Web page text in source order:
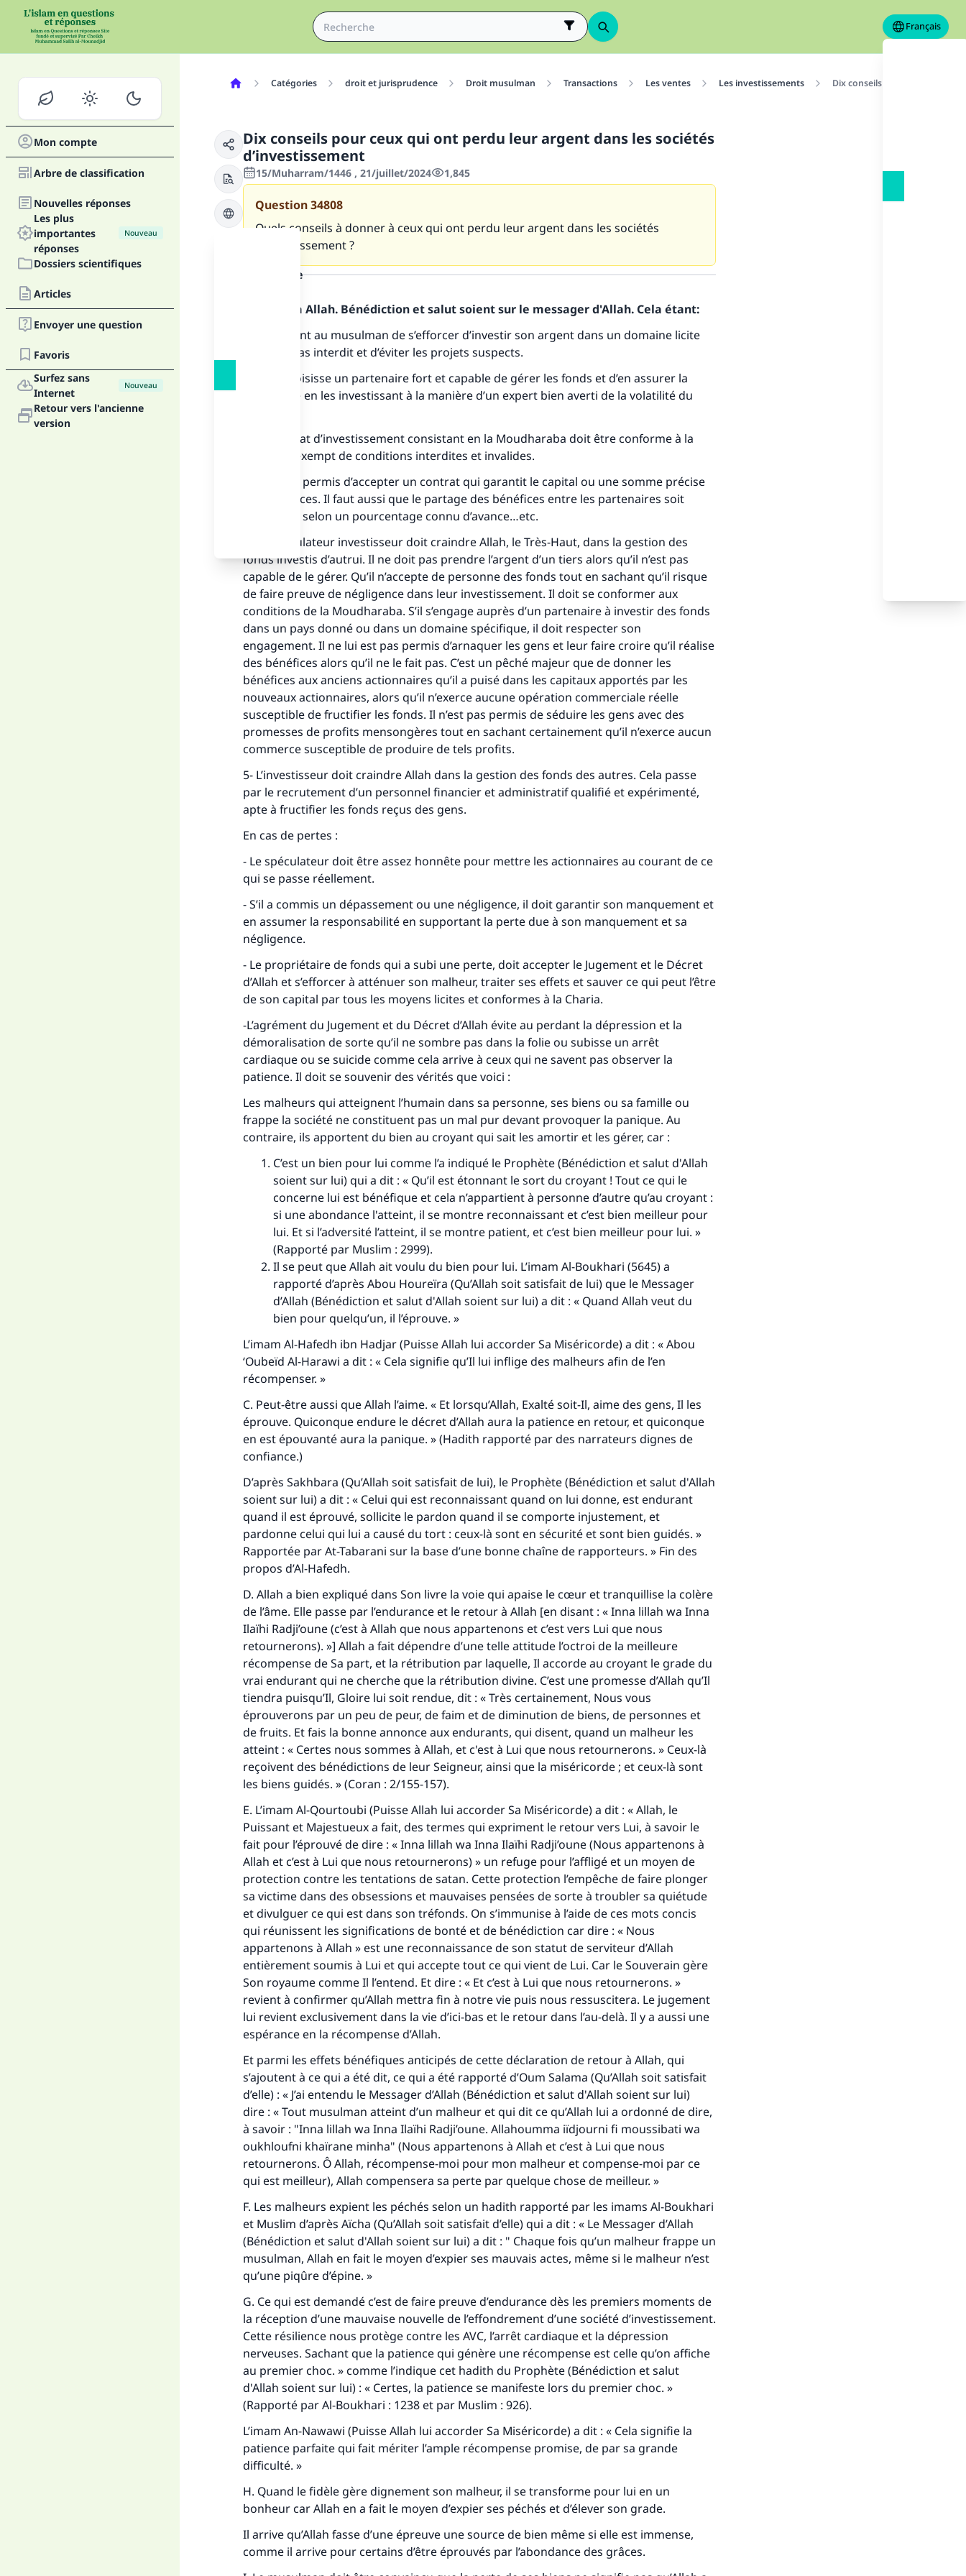
Français
Mon compte
Arbre de classification
Nouvelles réponses
Les plus
importantes
réponses
Nouveau
Dossiers scientifiques
Articles
Envoyer une question
Favoris
Surfez sans
Internet
Nouveau
Retour vers l'ancienne
version
Catégories droit et jurisprudence Droit musulman Transactions Les ventes Les investissements Dix conseils pour ceux qui ont
Dix conseils pour ceux qui ont perdu leur argent dans les sociétés
d’investissement
15/Muharram/1446 , 21/juillet/2024 1,845
Question34808
Quels conseils à donner à ceux qui ont perdu leur argent dans les sociétés
d’investissement ?
la réponse
Louange à Allah. Bénédiction et salut soient sur le messager d'Allah. Cela étant:
1. Il convient au musulman de s’efforcer d’investir son argent dans un domaine licite
qui n’est pas interdit et d’éviter les projets suspects.
2. Qu’il choisisse un partenaire fort et capable de gérer les fonds et d’en assurer la
croissance en les investissant à la manière d’un expert bien averti de la volatilité du
3. Le contrat d’investissement consistant en la Moudharaba doit être conforme à la
Charia et exempt de conditions interdites et invalides.
Il n’est pas permis d’accepter un contrat qui garantit le capital ou une somme précise
des bénéfices. Il faut aussi que le partage des bénéfices entre les partenaires soit
déterminé selon un pourcentage connu d’avance…etc.
4. Le spéculateur investisseur doit craindre Allah, le Très-Haut, dans la gestion des
fonds investis d’autrui. Il ne doit pas prendre l’argent d’un tiers alors qu’il n’est pas
capable de le gérer. Qu’il n’accepte de personne des fonds tout en sachant qu’il risque
de faire preuve de négligence dans leur investissement. Il doit se conformer aux
conditions de la Moudharaba. S’il s’engage auprès d’un partenaire à investir des fonds
dans un pays donné ou dans un domaine spécifique, il doit respecter son
engagement. Il ne lui est pas permis d’arnaquer les gens et leur faire croire qu’il réalise
des bénéfices alors qu’il ne le fait pas. C’est un pêché majeur que de donner les
bénéfices aux anciens actionnaires qu’il a puisé dans les capitaux apportés par les
nouveaux actionnaires, alors qu’il n’exerce aucune opération commerciale réelle
susceptible de fructifier les fonds. Il n’est pas permis de séduire les gens avec des
promesses de profits mensongères tout en sachant certainement qu’il n’exerce aucun
commerce susceptible de produire de tels profits.
5- L’investisseur doit craindre Allah dans la gestion des fonds des autres. Cela passe
par le recrutement d’un personnel financier et administratif qualifié et expérimenté,
apte à fructifier les fonds reçus des gens.
En cas de pertes :
- Le spéculateur doit être assez honnête pour mettre les actionnaires au courant de ce
qui se passe réellement.
- S’il a commis un dépassement ou une négligence, il doit garantir son manquement et
en assumer la responsabilité en supportant la perte due à son manquement et sa
négligence.
- Le propriétaire de fonds qui a subi une perte, doit accepter le Jugement et le Décret
d’Allah et s’efforcer à atténuer son malheur, traiter ses effets et sauver ce qui peut l’être
de son capital par tous les moyens licites et conformes à la Charia.
-L’agrément du Jugement et du Décret d’Allah évite au perdant la dépression et la
démoralisation de sorte qu’il ne sombre pas dans la folie ou subisse un arrêt
cardiaque ou se suicide comme cela arrive à ceux qui ne savent pas observer la
patience. Il doit se souvenir des vérités que voici :
Les malheurs qui atteignent l’humain dans sa personne, ses biens ou sa famille ou
frappe la société ne constituent pas un mal pur devant provoquer la panique. Au
contraire, ils apportent du bien au croyant qui sait les amortir et les gérer, car :
C’est un bien pour lui comme l’a indiqué le Prophète (Bénédiction et salut d'Allah
soient sur lui) qui a dit : « Qu’il est étonnant le sort du croyant ! Tout ce qui le
concerne lui est bénéfique et cela n’appartient à personne d’autre qu’au croyant :
si une abondance l'atteint, il se montre reconnaissant et c’est bien meilleur pour
lui. Et si l’adversité l’atteint, il se montre patient, et c’est bien meilleur pour lui. »
(Rapporté par Muslim : 2999).
Il se peut que Allah ait voulu du bien pour lui. L’imam Al-Boukhari (5645) a
rapporté d’après Abou Houreïra (Qu’Allah soit satisfait de lui) que le Messager
d’Allah (Bénédiction et salut d'Allah soient sur lui) a dit : « Quand Allah veut du
bien pour quelqu’un, il l’éprouve. »
L’imam Al-Hafedh ibn Hadjar (Puisse Allah lui accorder Sa Miséricorde) a dit : « Abou
‘Oubeïd Al-Harawi a dit : « Cela signifie qu’Il lui inflige des malheurs afin de l’en
récompenser. »
C. Peut-être aussi que Allah l’aime. « Et lorsqu’Allah, Exalté soit-Il, aime des gens, Il les
éprouve. Quiconque endure le décret d’Allah aura la patience en retour, et quiconque
en est épouvanté aura la panique. » (Hadith rapporté par des narrateurs dignes de
confiance.)
D’après Sakhbara (Qu’Allah soit satisfait de lui), le Prophète (Bénédiction et salut d'Allah
soient sur lui) a dit : « Celui qui est reconnaissant quand on lui donne, est endurant
quand il est éprouvé, sollicite le pardon quand il se comporte injustement, et
pardonne celui qui lui a causé du tort : ceux-là sont en sécurité et sont bien guidés. »
Rapportée par At-Tabarani sur la base d’une bonne chaîne de rapporteurs. » Fin des
propos d’Al-Hafedh.
D. Allah a bien expliqué dans Son livre la voie qui apaise le cœur et tranquillise la colère
de l’âme. Elle passe par l’endurance et le retour à Allah [en disant : « Inna lillah wa Inna
Ilaïhi Radji’oune (c’est à Allah que nous appartenons et c’est vers Lui que nous
retournerons). »] Allah a fait dépendre d’une telle attitude l’octroi de la meilleure
récompense de Sa part, et la rétribution par laquelle, Il accorde au croyant le grade du
vrai endurant qui ne cherche que la rétribution divine. C’est une promesse d’Allah qu’Il
tiendra puisqu’Il, Gloire lui soit rendue, dit : « Très certainement, Nous vous
éprouverons par un peu de peur, de faim et de diminution de biens, de personnes et
de fruits. Et fais la bonne annonce aux endurants, qui disent, quand un malheur les
atteint : « Certes nous sommes à Allah, et c'est à Lui que nous retournerons. » Ceux-là
reçoivent des bénédictions de leur Seigneur, ainsi que la miséricorde ; et ceux-là sont
les biens guidés. » (Coran : 2/155-157).
E. L’imam Al-Qourtoubi (Puisse Allah lui accorder Sa Miséricorde) a dit : « Allah, le
Puissant et Majestueux a fait, des termes qui expriment le retour vers Lui, à savoir le
fait pour l’éprouvé de dire : «Inna lillah wa Inna Ilaïhi Radji’oune(Nous appartenons à
Allah et c’est à Lui que nous retournerons) » un refuge pour l’affligé et un moyen de
protection contre les tentations de satan. Cette protection l’empêche de faire plonger
sa victime dans des obsessions et mauvaises pensées de sorte à troubler sa quiétude
et divulguer ce qui est dans son tréfonds. On s’immunise à l’aide de ces mots concis
qui réunissent les significations de bonté et de bénédiction car dire : « Nous
appartenons à Allah » est une reconnaissance de son statut de serviteur d’Allah
entièrement soumis à Lui et qui accepte tout ce qui vient de Lui. Car le Souverain gère
Son royaume comme Il l’entend. Et dire : « Et c’est à Lui que nous retournerons. »
revient à confirmer qu’Allah mettra fin à notre vie puis nous ressuscitera. Le jugement
lui revient exclusivement dans la vie d’ici-bas et le retour dans l’au-delà. Il y a aussi une
espérance en la récompense d’Allah.
Et parmi les effets bénéfiques anticipés de cette déclaration de retour à Allah, qui
s’ajoutent à ce qui a été dit, ce qui a été rapporté d’Oum Salama (Qu’Allah soit satisfait
d’elle) : « J’ai entendu le Messager d’Allah (Bénédiction et salut d'Allah soient sur lui)
dire : « Tout musulman atteint d’un malheur et qui dit ce qu’Allah lui a ordonné de dire,
à savoir : "Inna lillah wa Inna Ilaïhi Radji’oune. Allahoumma iïdjourni fi moussibati wa
oukhloufni khaïrane minha" (Nous appartenons à Allah et c’est à Lui que nous
retournerons. Ô Allah, récompense-moi pour mon malheur et compense-moi par ce
qui est meilleur), Allah compensera sa perte par quelque chose de meilleur. »
F. Les malheurs expient les péchés selon un hadith rapporté par les imams Al-Boukhari
et Muslim d’après Aïcha (Qu’Allah soit satisfait d’elle) qui a dit : « Le Messager d’Allah
(Bénédiction et salut d'Allah soient sur lui) a dit : " Chaque fois qu’un malheur frappe un
musulman, Allah en fait le moyen d’expier ses mauvais actes, même si le malheur n’est
qu’une piqûre d’épine. »
G. Ce qui est demandé c’est de faire preuve d’endurance dès les premiers moments de
la réception d’une mauvaise nouvelle de l’effondrement d’une société d’investissement.
Cette résilience nous protège contre les AVC, l’arrêt cardiaque et la dépression
nerveuses. Sachant que la patience qui génère une récompense est celle qu’on affiche
au premier choc. » comme l’indique cet hadith du Prophète (Bénédiction et salut
d'Allah soient sur lui) : « Certes, la patience se manifeste lors du premier choc. »
(Rapporté par Al-Boukhari : 1238 et par Muslim : 926).
L’imam An-Nawawi (Puisse Allah lui accorder Sa Miséricorde) a dit : « Cela signifie la
patience parfaite qui fait mériter l’ample récompense promise, de par sa grande
difficulté. »
H. Quand le fidèle gère dignement son malheur, il se transforme pour lui en un
bonheur car Allah en a fait le moyen d’expier ses péchés et d’élever son grade.
Il arrive qu’Allah fasse d’une épreuve une source de bien même si elle est immense,
comme il arrive pour certains d’être éprouvés par l’abondance des grâces.
Faites une différence dans la vie de millions de
personnes grâce à votre contribution
Le Messager d'Allah (Paix sur lui) a dit:
"Celui qui indique une bonne action obtient la même récompense
que celui qui le fait."
(MOUSLIM 1893)
Soutenez IslamQA